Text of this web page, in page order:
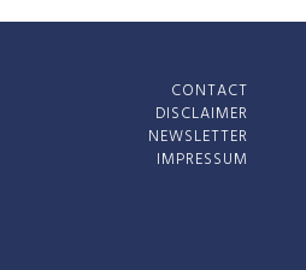
CONTACT
DISCLAIMER
NEWSLETTER
IMPRESSUM